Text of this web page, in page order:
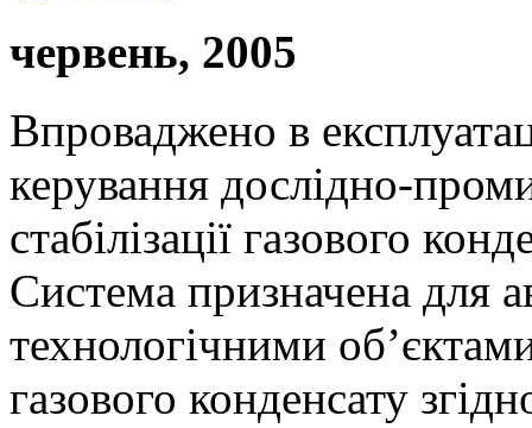
червень, 2005
Впроваджено в
керування дослідно-
стабілізації газового
Система призначена для
технологічними
газового конденсату